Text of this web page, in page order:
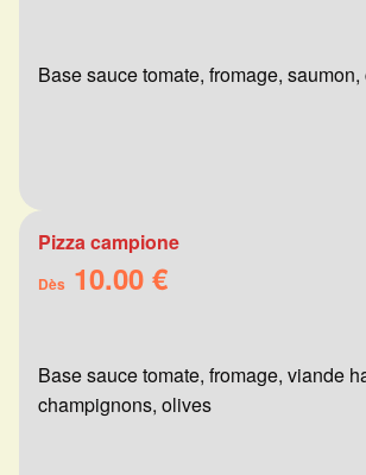
Base sauce tomate, fromage,
Pizza campione
Dès 10.00 €
Base sauce tomate, fromage, viande
champignons, olives